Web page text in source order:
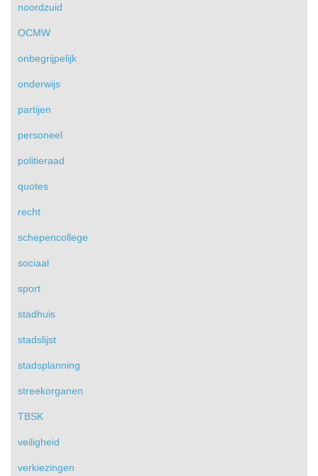
noordzuid
OCMW
onbegrijpelijk
onderwijs
partijen
personeel
politieraad
quotes
recht
schepencollege
sociaal
sport
stadhuis
stadslijst
stadsplanning
streekorganen
TBSK
veiligheid
verkiezingen